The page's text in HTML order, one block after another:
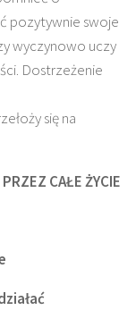
pozytywnie swoje
wyczynowo uczy
Dostrzeżenie
się na
CAŁE ŻYCIE